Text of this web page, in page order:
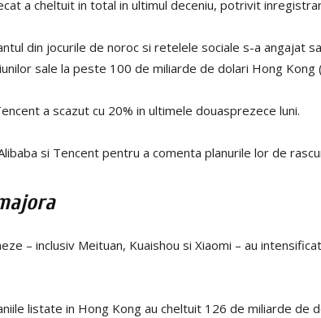
a cheltuit in total in ultimul deceniu, potrivit
din jocurile de noroc si retelele sociale s-a angajat
sale la peste 100 de miliarde de dolari Hong Kong
a scazut cu 20% in ultimele douasprezece luni.
si Tencent pentru a comenta planurile lor de
– inclusiv Meituan, Kuaishou si Xiaomi – au
listate in Hong Kong au cheltuit 126 de miliarde de